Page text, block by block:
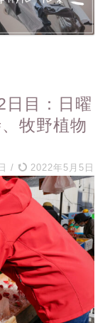
日目：日曜
牧野植物
/ 2022年5月5日